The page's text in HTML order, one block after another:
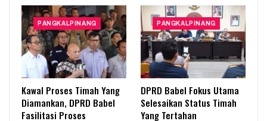
PANGKALPINANG
Kawal Proses Timah Yang
Diamankan, DPRD Babel
Fasilitasi Proses
PANGKALPINANG
DPRD Babel Fokus Utama
Selesaikan Status Timah
Yang Tertahan